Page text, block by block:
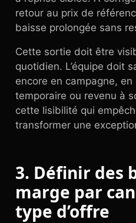
retour au prix de
baisse prolongée sans
Cette sortie doit être
quotidien. L’équipe doit
encore en campagne,
temporaire ou revenu à
cette lisibilité qui
transformer une
3. Définir des
marge par
type d’offre